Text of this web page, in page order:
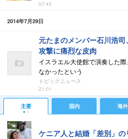
07:45
2014年7月29日
元たまのメンバー石川浩
攻撃に痛烈な皮肉
イスラエル大使館で演奏した
なかったという
トピックニュース
21:01
主要 国内 海外
ケニア人と結婚「差別」の